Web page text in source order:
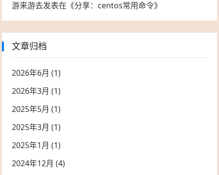
游来游去发表在《分享：centos常用命令》
文章归档
2026年6月 (1)
2026年3月 (1)
2025年5月 (1)
2025年3月 (1)
2025年1月 (1)
2024年12月 (4)